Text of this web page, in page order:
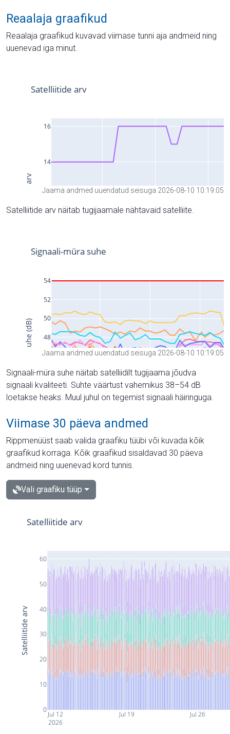
Reaalaja graafikud
Reaalaja graafikud kuvavad viimase tunni aja andmeid ning
uuenevad iga minut.
Jaama andmed uuendatud seisuga 2026-08-10 10:19:05
Satelliitide arv näitab tugijaamale nähtavaid satelliite.
Jaama andmed uuendatud seisuga 2026-08-10 10:19:05
Signaali-müra suhe näitab satelliidilt tugijaama jõudva
signaali kvaliteeti. Suhte väärtust vahemikus 38–54 dB
loetakse heaks. Muul juhul on tegemist signaali häiringuga.
Viimase 30 päeva andmed
Rippmenüüst saab valida graafiku tüübi või kuvada kõik
graafikud korraga. Kõik graafikud sisaldavad 30 päeva
andmeid ning uuenevad kord tunnis.
Vali graafiku tüüp
Jul 12
2026
Jul 19 Jul 26
0
10
20
30
40
50
60
Satelliitide arv
Satelliitide arv